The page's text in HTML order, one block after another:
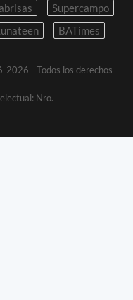
Supercampo
BATimes
2026 - Todos los derechos
Nro.